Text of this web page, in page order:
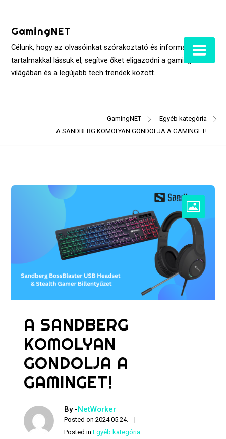
contentGamingNET
Célunk, hogy az olvasóinkat szórakoztató és informatív
tartalmakkal lássuk el, segítve őket eligazodni a gaming
világában és a legújabb tech trendek között.
GamingNET
Egyéb kategória
A SANDBERG KOMOLYAN GONDOLJA A GAMINGET!
A SANDBERG
KOMOLYAN
GONDOLJA A
GAMINGET!
By -NetWorker
Posted on2024.05.24.
Posted inEgyéb kategória